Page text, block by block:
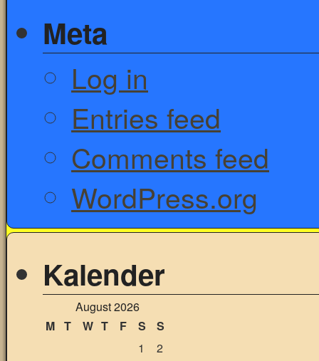
Meta
Log in
Entries feed
Comments feed
WordPress.org
Kalender
August 2026
M T W T F S
S
1
2